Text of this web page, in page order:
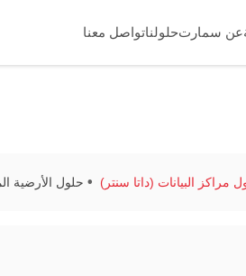
عن سمارتحلولناتواصل معنا
مراكز البيانات (داتا سنتر) حلول الأرضية